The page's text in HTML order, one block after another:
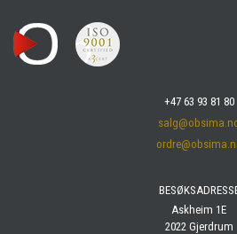
+47 63 93 81 80
Askheim 1E
2022 Gjerdrum